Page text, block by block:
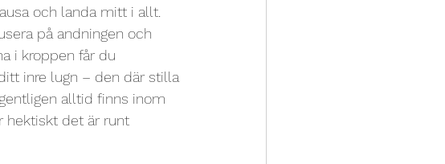
och landa mitt i allt.
på andningen och
i kroppen får du
inre lugn – den där stilla
alltid finns inom
hektiskt det är runt